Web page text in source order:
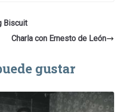
Biscuit
Charla con Ernesto de León
gustar